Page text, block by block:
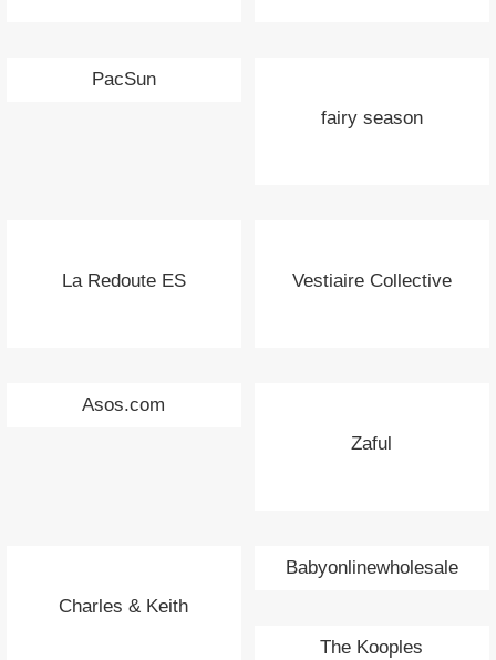
PacSun
fairy season
La Redoute ES Vestiaire Collective
Asos.com
Zaful
Charles & Keith
Babyonlinewholesale
The Kooples